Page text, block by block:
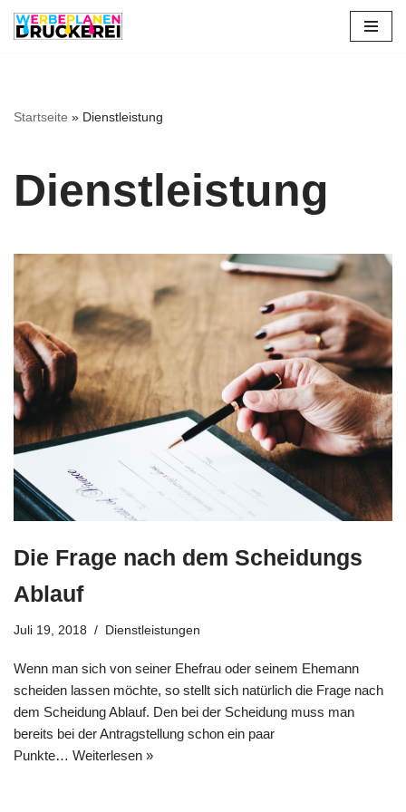
Startseite » Dienstleistung
Dienstleistung
Die Frage nach dem Scheidungs
Ablauf
Juli 19, 2018 Dienstleistungen
Wenn man sich von seiner Ehefrau oder seinem Ehemann
scheiden lassen möchte, so stellt sich natürlich die Frage nach
dem Scheidung Ablauf. Den bei der Scheidung muss man
bereits bei der Antragstellung schon ein paar
Punkte… Weiterlesen »